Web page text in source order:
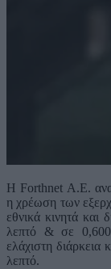
Η Forthnet Α.Ε.
η χρέωση των
εθνικά κινητά
λεπτό & σε
ελάχιστη
λεπτό.